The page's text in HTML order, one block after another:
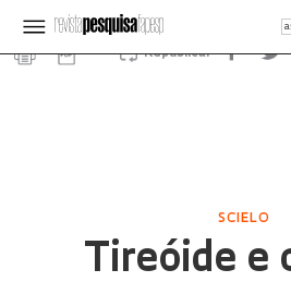
Republicar
SCIELO
Tireóide e